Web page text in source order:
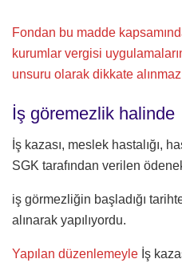
Fondan bu madde
kurumlar vergisi
unsuru olarak dikkate
İş göremezlik halinde
İş kazası, meslek hastalığı,
SGK tarafından verilen
iş görmezliğin başladığı
alınarak yapılıyordu.
Yapılan düzenlemeyle İş